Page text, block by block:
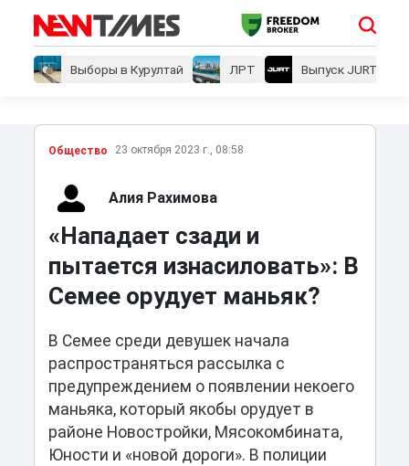
Выборы в Курултай ЛРТ Выпуск JURT
Общество 23 октября 2023 г., 08:58
Алия Рахимова
«Нападает сзади и
пытается изнасиловать»: В
Семее орудует маньяк?
В Семее среди девушек начала
распространяться рассылка с
предупреждением о появлении некоего
маньяка, который якобы орудует в
районе Новостройки, Мясокомбината,
Юности и «новой дороги». В полиции